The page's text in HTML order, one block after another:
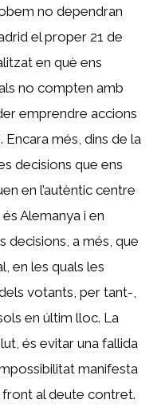
no dependran
el proper 21 de
en què ens
no compten amb
emprendre accions
Encara més, dins de la
decisions que ens
en l’autèntic centre
Alemanya i en
decisions, a més, que
en les quals les
votants, per tant-,
en últim lloc. La
és evitar una fallida
manifesta
al deute contret.